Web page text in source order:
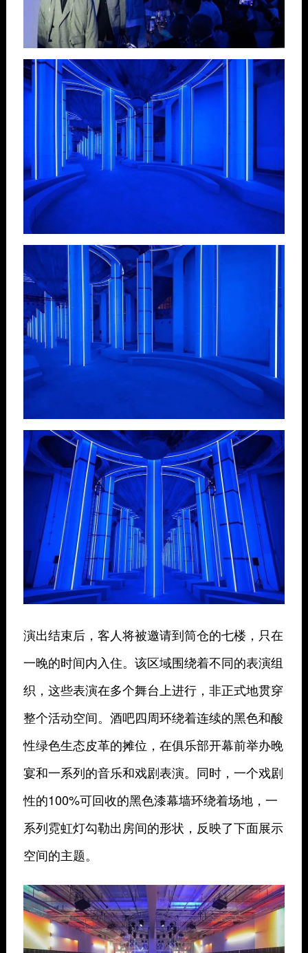
演出结束后，客人将被邀请到筒仓的七楼，只在
一晚的时间内入住。该区域围绕着不同的表演组
织，这些表演在多个舞台上进行，非正式地贯穿
整个活动空间。酒吧四周环绕着连续的黑色和酸
性绿色生态皮革的摊位，在俱乐部开幕前举办晚
宴和一系列的音乐和戏剧表演。同时，一个戏剧
性的100%可回收的黑色漆幕墙环绕着场地，一
系列霓虹灯勾勒出房间的形状，反映了下面展示
空间的主题。